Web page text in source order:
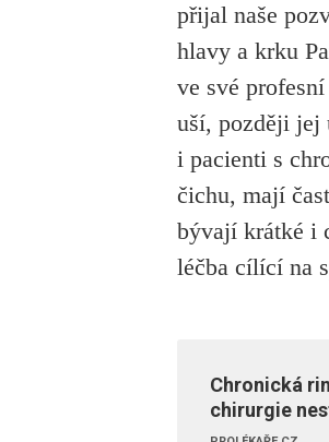
přijal naše
hlavy a krku
ve své
uší, později jej
i pacienti s
čichu, mají
bývají krátké i
léčba cílící na
Chronická
chirurgie